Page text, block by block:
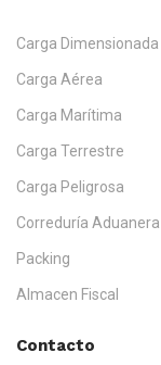
Carga Dimensionada
Carga Aérea
Carga Marítima
Carga Terrestre
Carga Peligrosa
Correduría Aduanera
Packing
Almacen Fiscal
Contacto